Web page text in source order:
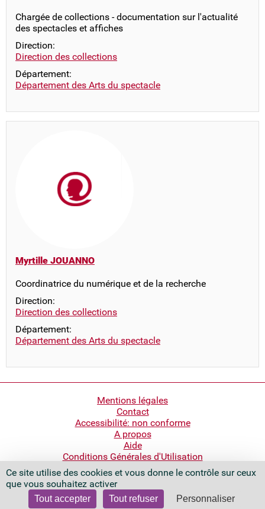
Ce site utilise des cookies et vous donne le contrôle sur ceux
que vous souhaitez activer
Tout accepter Tout refuser Personnaliser
Chargée de collections - documentation sur l'actualité
des spectacles et affiches
Direction:
Direction des collections
Département:
Département des Arts du spectacle
Myrtille JOUANNO
Coordinatrice du numérique et de la recherche
Direction:
Direction des collections
Département:
Département des Arts du spectacle
Mentions légales
Contact
Accessibilité: non conforme
A propos
Aide
Conditions Générales d'Utilisation
Bibliothèque nationale de France
Quai François Mauriac
75706 Paris Cedex 13 - France